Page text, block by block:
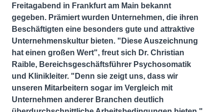
Freitagabend in Frankfurt am Main bekannt
gegeben. Prämiert wurden Unternehmen, die ihren
Beschäftigten eine besonders gute und attraktive
Unternehmenskultur bieten. "Diese Auszeichnung
hat einen großen Wert", freut sich Dr. Christian
Raible, Bereichsgeschäftsführer Psychosomatik
und Klinikleiter. "Denn sie zeigt uns, dass wir
unseren Mitarbeitern sogar im Vergleich mit
Unternehmen anderer Branchen deutlich